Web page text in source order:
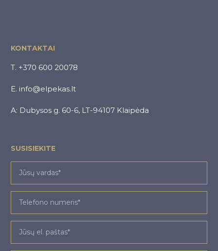
KONTAKTAI
T. +370 600 20078
E. info@elpekas.lt
A: Dubysos g. 60-6, LT-94107 Klaipėda
SUSISIEKITE